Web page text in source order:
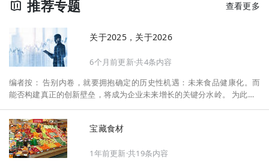
推荐专题 查看更多
关于2025，关于2026
6个月前更新·共4条内容
编者按： 告别内卷，就要拥抱确定的历史性机遇：未来食品健康化。而
能否构建真正的创新壁垒，将成为企业未来增长的关键分水岭。 为此，F
将以“创新产品”透视“未来机会”，以全球视野探寻中国机遇、增长解法，
拆解年度标杆的增长逻辑与谋篇布局，深挖“药食同源”“低GI”“老龄营
养”“清洁标签”等热门赛道的爆品基因，从趋势预判、品类创新、未来增长
机会、企业战略布局以及渠道变革等，为行业提供务实、前瞻的开年创新
宝藏食材
1年前更新·共19条内容